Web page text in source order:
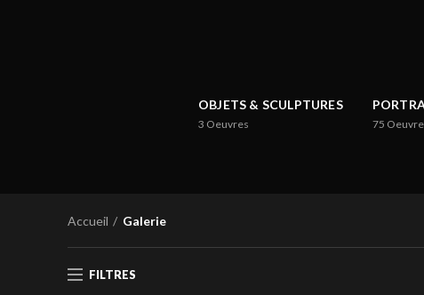
OBJETS & SCULPTURES
3 Oeuvres 75
Accueil Galerie
FILTRES